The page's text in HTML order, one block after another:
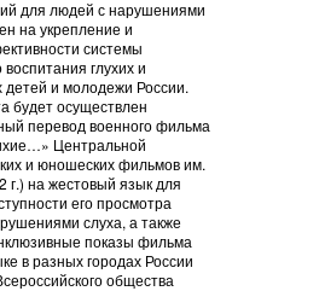
для людей с нарушениями
на укрепление и
системы
воспитания глухих и
и молодежи России.
будет осуществлен
перевод военного фильма
Центральной
и юношеских фильмов им.
г.) на жестовый язык для
его просмотра
слуха, а также
показы фильма
в разных городах России
общества